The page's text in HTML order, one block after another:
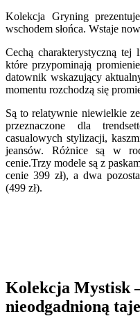
Kolekcja Gryning
wschodem słońca. Wstaje
Cechą charakterystyczną
które przypominają
datownik wskazujący
momentu rozchodzą się
Są to relatywnie niewielkie
przeznaczone dla
casualowych stylizacji,
jeansów. Różnice są w
cenie.Trzy modele są z
cenie 399 zł), a dwa
(499 zł).
Kolekcja Mystisk
nieodgadnioną